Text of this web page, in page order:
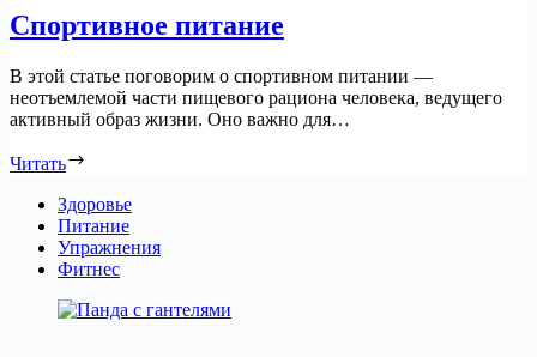
Спортивное питание
В этой статье поговорим о спортивном питании —
неотъемлемой части пищевого рациона человека, ведущего
активный образ жизни. Оно важно для…
Читать
Здоровье
Питание
Упражнения
Фитнес